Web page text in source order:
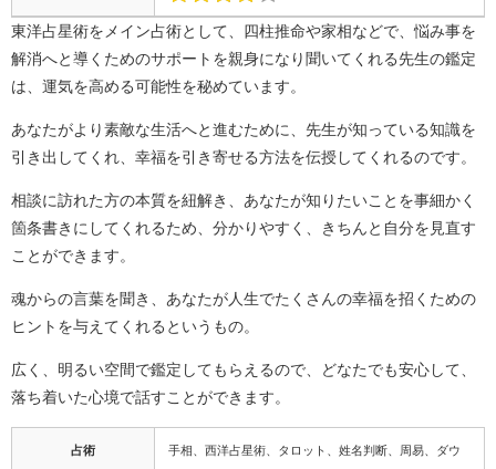
東洋占星術をメイン占術として、四柱推命や家相などで、悩み事を
解消へと導くためのサポートを親身になり聞いてくれる先生の鑑定
は、運気を高める可能性を秘めています。
あなたがより素敵な生活へと進むために、先生が知っている知識を
引き出してくれ、幸福を引き寄せる方法を伝授してくれるのです。
相談に訪れた方の本質を紐解き、あなたが知りたいことを事細かく
箇条書きにしてくれるため、分かりやすく、きちんと自分を見直す
ことができます。
魂からの言葉を聞き、あなたが人生でたくさんの幸福を招くための
ヒントを与えてくれるというもの。
広く、明るい空間で鑑定してもらえるので、どなたでも安心して、
落ち着いた心境で話すことができます。
占術 手相、西洋占星術、タロット、姓名判断、周易、ダウ